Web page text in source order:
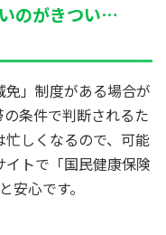
のがきつい…
」制度がある場合が
条件で判断されるた
しくなるので、可能
トで「国民健康保険
安心です。